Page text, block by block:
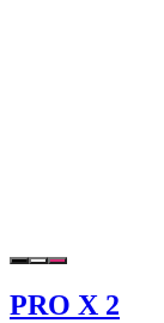
PRO X 2